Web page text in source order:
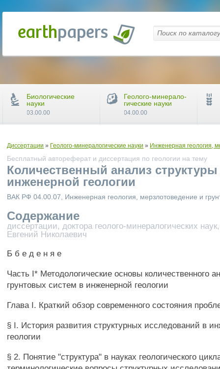
Диссертации » Геолого-минералогические науки » Инженерная геология,
Бесплатный автореферат и диссертация по геологии на тему
Количественный анализ
инженерной геологии
ВАК РФ 04.00.07, Инженерная геология, мерзлотоведение и
Содержание
диссертации, доктора геолого-минералогических
Евгений Николаевич
Б б е д е н я е
Часть I* Методологические основы количественного
грунтовых систем в инженерной геологии
Глава I. Краткий обзор современного состояния
§ I. История развития структурных исследований в
геологии
§ 2. Понятие "структура" в науках геологического
Биологические
науки
03.00.00
Геолого-минерало-
гические науки
04.00.00